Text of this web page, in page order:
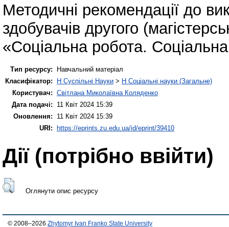
Методичні рекомендації до
здобувачів другого
«Соціальна робота. Соціальна
Тип ресурсу:
Навчальний матеріал
Класифікатор:
H Суспільні Науки > H Соціальні науки (Загальне)
Користувач: Світлана Миколаївна Коляденко
Дата подачі:
11 Квіт 2024 15:39
Оновлення:
11 Квіт 2024 15:39
URI: https://eprints.zu.edu.ua/id/eprint/39410
Дії ​​(потрібно ввійти)
Оглянути опис ресурсу
© 2008–2026 Zhytomyr Ivan Franko State University